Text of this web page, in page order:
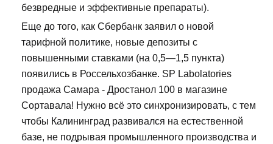
безвредные и эффективные препараты).
Еще до того, как Сбербанк заявил о новой
тарифной политике, новые депозиты с
повышенными ставками (на 0,5—1,5 пункта)
появились в Россельхозбанке. SP Labolatories
продажа Самара - Дростанол 100 в магазине
Сортавала! Нужно всё это синхронизировать, с тем
чтобы Калининград развивался на естественной
базе, не подрывая промышленного производства и